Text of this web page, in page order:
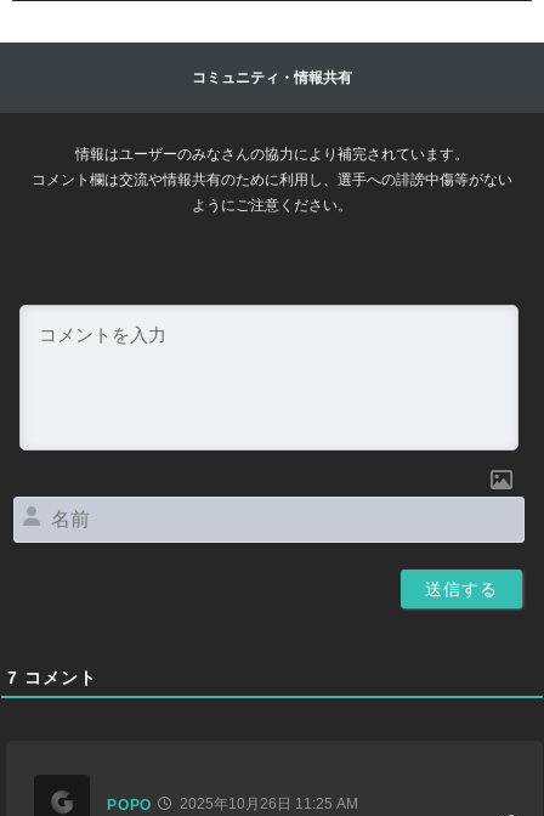
コミュニティ・情報共有
情報はユーザーのみなさんの協力により補完されています。
コメント欄は交流や情報共有のために利用し、選手への誹謗中傷等がない
ようにご注意ください。
名
7 コメント
POPO 2025年10月26日 11:25 AM